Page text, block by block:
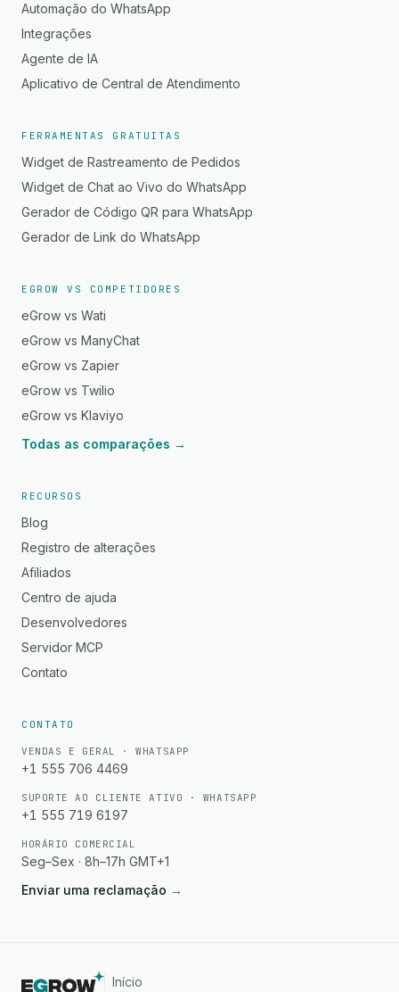
Automação do WhatsApp
Integrações
Agente de IA
Aplicativo de Central de Atendimento
FERRAMENTAS GRATUITAS
Widget de Rastreamento de Pedidos
Widget de Chat ao Vivo do WhatsApp
Gerador de Código QR para WhatsApp
Gerador de Link do WhatsApp
EGROW VS COMPETIDORES
eGrow vs Wati
eGrow vs ManyChat
eGrow vs Zapier
eGrow vs Twilio
eGrow vs Klaviyo
Todas as comparações →
RECURSOS
Blog
Registro de alterações
Afiliados
Centro de ajuda
Desenvolvedores
Servidor MCP
Contato
CONTATO
VENDAS E GERAL · WHATSAPP
+1 555 706 4469
SUPORTE AO CLIENTE ATIVO · WHATSAPP
+1 555 719 6197
HORÁRIO COMERCIAL
Seg–Sex · 8h–17h GMT+1
Enviar uma reclamação →
Início